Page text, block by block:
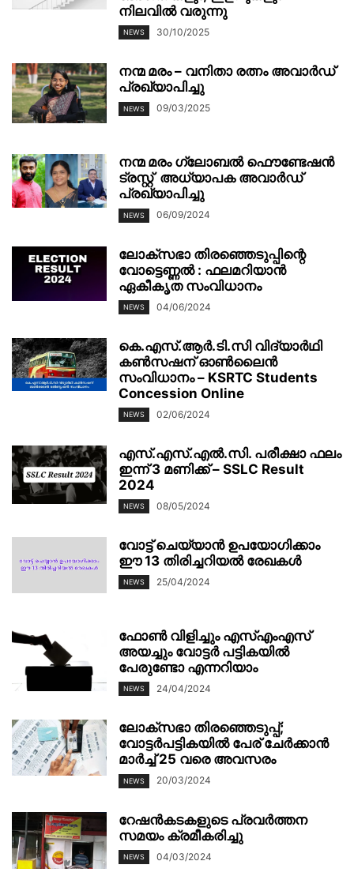
നിലവിൽ വരുന്നു
NEWS 30/10/2025
നന്മ മരം – വനിതാ രത്നം അവാർഡ്
പ്രഖ്യാപിച്ചു
NEWS 09/03/2025
നന്മ മരം ഗ്ലോബൽ ഫൌണ്ടേഷൻ
ട്രസ്റ്റ്‌ അധ്യാപക അവാർഡ്
പ്രഖ്യാപിച്ചു
NEWS 06/09/2024
ലോക്സഭാ തിരഞ്ഞെടുപ്പിന്റെ
വോട്ടെണ്ണൽ : ഫലമറിയാൻ
ഏകീകൃത സംവിധാനം
NEWS 04/06/2024
കെ.എസ്.ആർ.ടി.സി വിദ്യാർഥി
കൺസഷന് ഓൺലൈൻ
സംവിധാനം – KSRTC Students
Concession Online
NEWS 02/06/2024
എസ്.എസ്.എൽ.സി. പരീക്ഷാ ഫലം
ഇന്ന് 3 മണിക്ക് – SSLC Result
2024
NEWS 08/05/2024
വോട്ട് ചെയ്യാൻ ഉപയോഗിക്കാം
ഈ 13 തിരിച്ചറിയൽ രേഖകൾ
NEWS 25/04/2024
ഫോണ്‍ വിളിച്ചും എസ്എംഎസ്
അയച്ചും വോട്ടര്‍ പട്ടികയില്‍
പേരുണ്ടോ എന്നറിയാം
NEWS 24/04/2024
ലോക്സഭാ തിരഞ്ഞെടുപ്പ്;
വോട്ടര്‍പട്ടികയില്‍ പേര് ചേര്‍ക്കാന്‍
മാർച്ച് 25 വരെ അവസരം
NEWS 20/03/2024
റേഷൻകടകളുടെ പ്രവർത്തന
സമയം ക്രമീകരിച്ചു
NEWS 04/03/2024